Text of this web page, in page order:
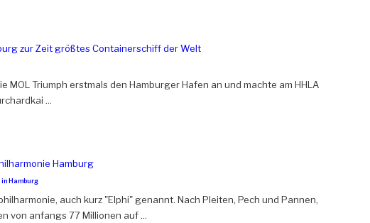
MOL Triumph erstmals den Hamburger Hafen an und machte am HHLA
...
in Hamburg
auch kurz "Elphi" genannt. Nach Pleiten, Pech und Pannen,
von anfangs 77 Millionen auf ...